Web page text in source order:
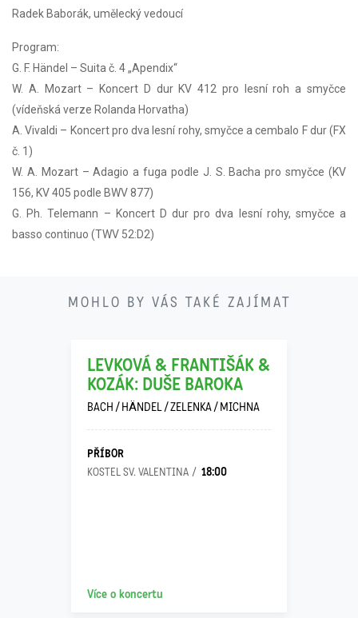
Radek Baborák, umělecký vedoucí
Program:
G. F. Händel – Suita č. 4 „Apendix“
W. A. Mozart – Koncert D dur KV 412 pro lesní roh a smyčce
(vídeňská verze Rolanda Horvatha)
A. Vivaldi – Koncert pro dva lesní rohy, smyčce a cembalo F dur (FX
č. 1)
W. A. Mozart – Adagio a fuga podle J. S. Bacha pro smyčce (KV
156, KV 405 podle BWV 877)
G. Ph. Telemann – Koncert D dur pro dva lesní rohy, smyčce a
basso continuo (TWV 52:D2)
MOHLO BY VÁS TAKÉ ZAJÍMAT
11
LEVKOVÁ & FRANTIŠÁK &
KOZÁK: DUŠE BAROKA
BACH / HÄNDEL / ZELENKA / MICHNA
PŘÍBOR
KOSTEL SV. VALENTINA 18:00
Více o koncertu